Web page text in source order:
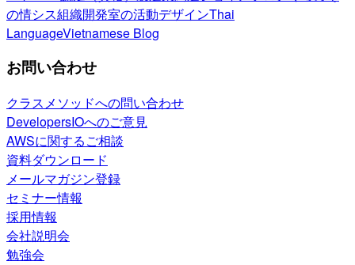
の情シス組織開発室の活動デザインThai
LanguageVietnamese Blog
お問い合わせ
クラスメソッドへの問い合わせ
DevelopersIOへのご意見
AWSに関するご相談
資料ダウンロード
メールマガジン登録
セミナー情報
採用情報
会社説明会
勉強会